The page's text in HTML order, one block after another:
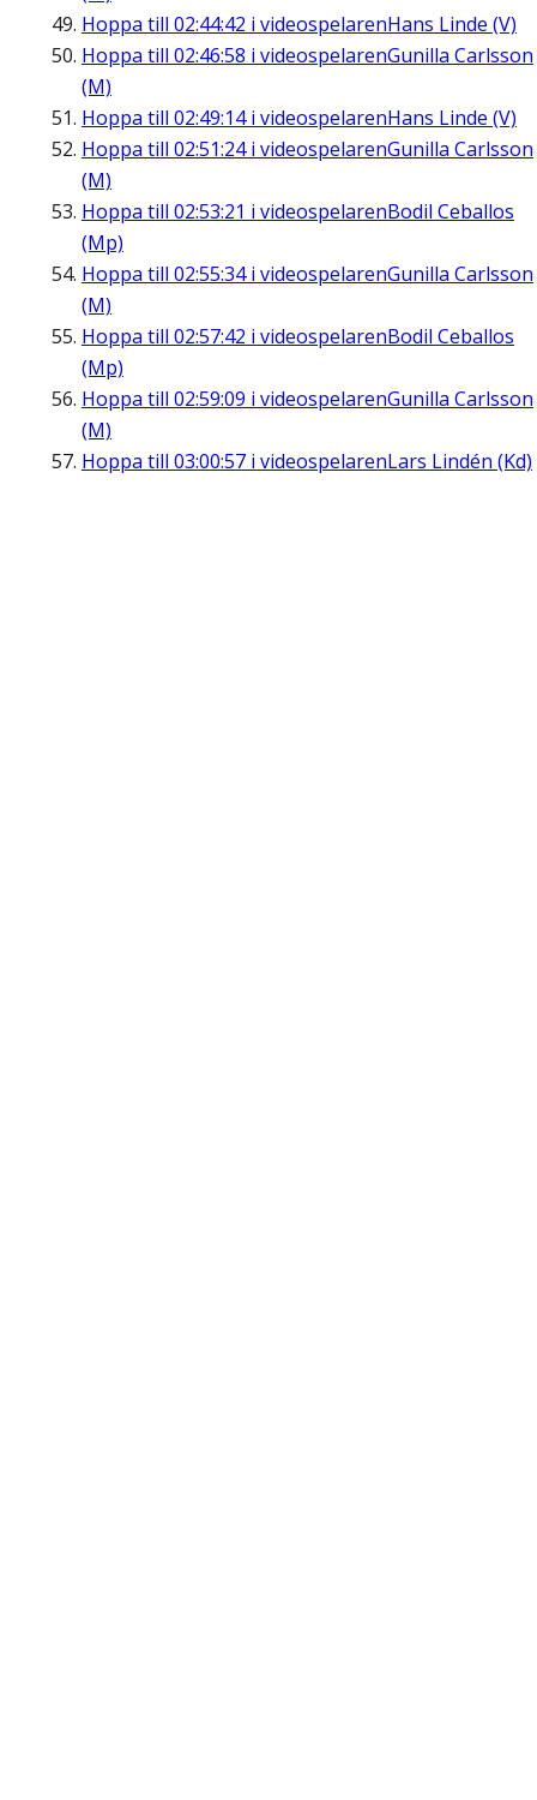
Hoppa till 02:44:42 i videospelarenHans Linde (V)
Hoppa till 02:46:58 i videospelarenGunilla Carlsson
(M)
Hoppa till 02:49:14i videospelarenHans Linde (V)
Hoppa till 02:51:24i videospelarenGunilla Carlsson
(M)
Hoppa till 02:53:21 i videospelarenBodil Ceballos
(Mp)
Hoppa till 02:55:34i videospelarenGunilla Carlsson
(M)
Hoppa till 02:57:42 i videospelarenBodil Ceballos
(Mp)
Hoppa till 02:59:09 i videospelarenGunilla Carlsson
(M)
Hoppa till 03:00:57 i videospelarenLars Lindén (Kd)